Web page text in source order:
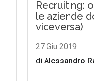
Recruiting:
le aziende
viceversa)
27 Giu 2019
di Alessandro